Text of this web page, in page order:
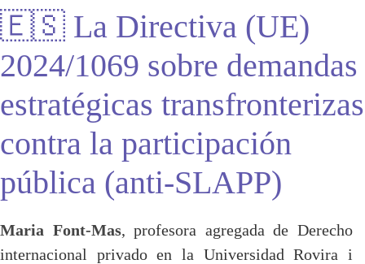
🇪🇸 La Directiva (UE)
2024/1069 sobre demandas
estratégicas transfronterizas
contra la participación
pública (anti-SLAPP)
Maria Font-Mas, profesora agregada de Derecho
internacional privado en la Universidad Rovira i